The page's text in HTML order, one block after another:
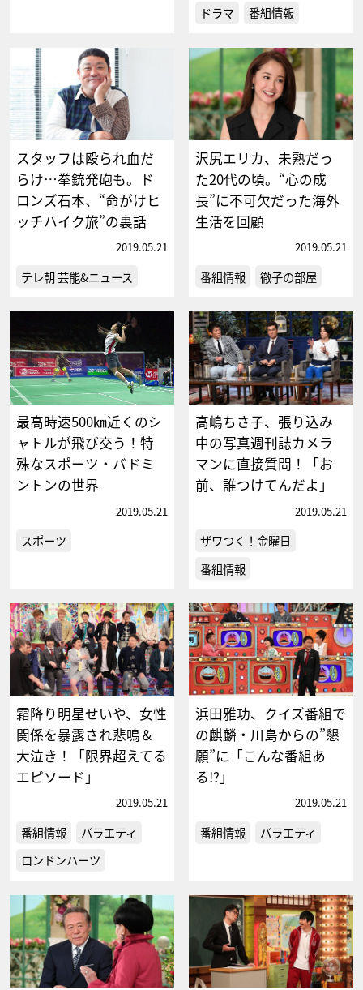
ドラマ 番組情報
スタッフは殴られ血だ
らけ…拳銃発砲も。ド
ロンズ石本、“命がけヒ
ッチハイク旅”の裏話
2019.05.21
テレ朝 芸能&ニュース
沢尻エリカ、未熟だっ
た20代の頃。“心の成
長”に不可欠だった海外
生活を回顧
2019.05.21
番組情報 徹子の部屋
最高時速500㎞近くのシ
ャトルが飛び交う！特
殊なスポーツ・バドミ
ントンの世界
2019.05.21
スポーツ
高嶋ちさ子、張り込み
中の写真週刊誌カメラ
マンに直接質問！「お
前、誰つけてんだよ」
2019.05.21
ザワつく！金曜日
番組情報
霜降り明星せいや、女性
関係を暴露され悲鳴＆
大泣き！「限界超えてる
エピソード」
2019.05.21
番組情報
バラエティ
ロンドンハーツ
浜田雅功、クイズ番組で
の麒麟・川島からの”懇
願”に「こんな番組あ
る!?」
2019.05.21
番組情報 バラエティ